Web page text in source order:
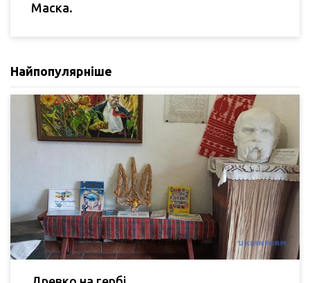
Маска.
Найпопулярніше